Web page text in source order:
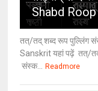
Shabd
तत्/तद् शब्द रूप पुल्लिंग
Sanskrit यहां पढ़ें तत्/
संस्क...
Readmore